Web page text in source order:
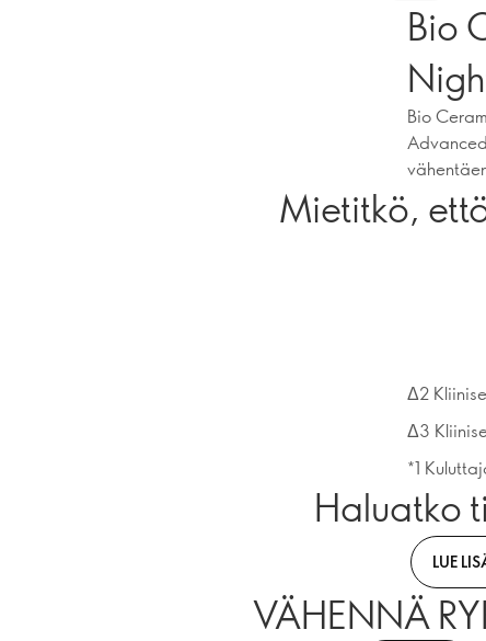
Bio
Bio
Mietitkö,
Δ2
Δ3
*1
Haluatko
LUE
VÄHENNÄ